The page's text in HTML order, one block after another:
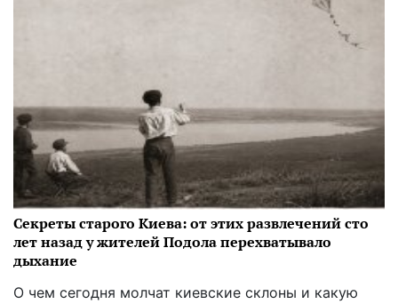
Секреты старого Киева: от этих развлечений сто
лет назад у жителей Подола перехватывало
дыхание
О чем сегодня молчат киевские склоны и какую